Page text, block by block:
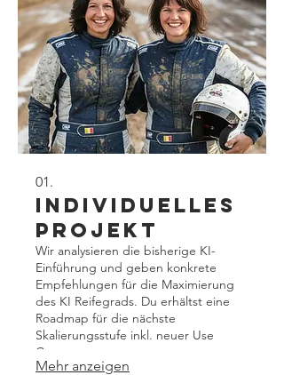
01.
Individuelles
Projekt
Wir analysieren die bisherige KI-
Einführung und geben konkrete
Empfehlungen für die Maximierung
des KI Reifegrads. Du erhältst eine
Roadmap für die nächste
Skalierungsstufe inkl. neuer Use
Cases.
Mehr anzeigen